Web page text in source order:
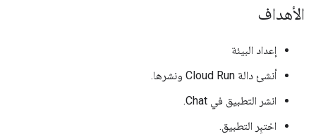
الأهداف
إعداد البيئة
أنشئ دالة Cloud Run ونشرها.
انشر التطبيق في Chat.
اختبِر التطبيق.